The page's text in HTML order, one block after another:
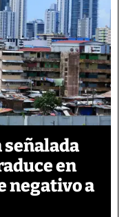
en
negativo a